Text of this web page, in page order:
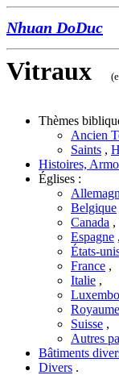
Nhuan DoDuc
Vitraux
Thèmes
Ancien
Saints ,
Histoires,
Églises :
Belgique
Canada ,
Espagne ,
États-
France ,
Italie ,
Suisse ,
Autres
Bâtiments
Divers .